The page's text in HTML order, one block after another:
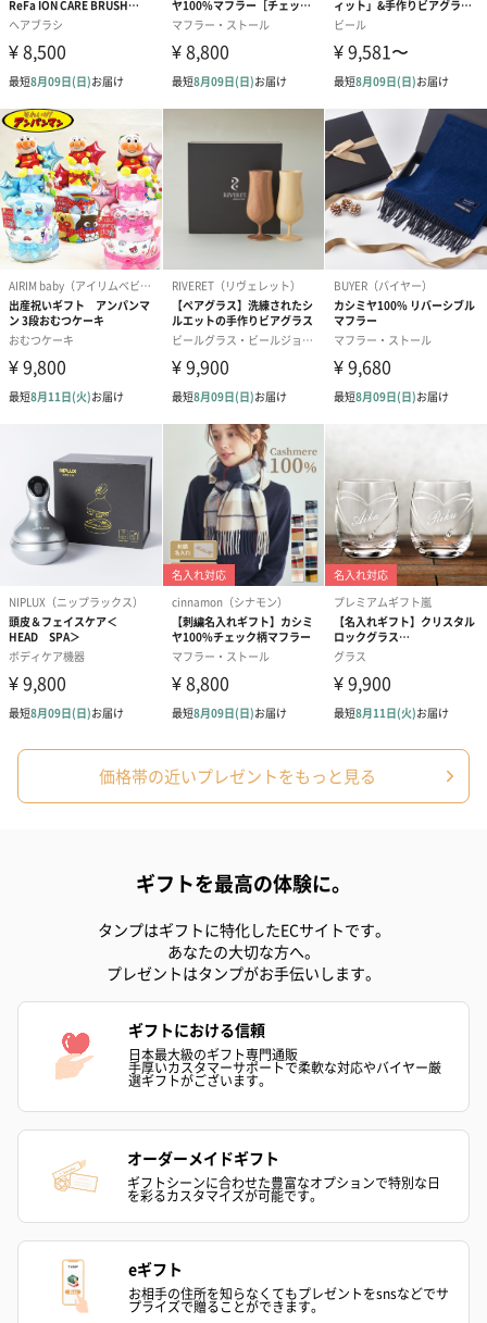
シーズンブーケ（ひま
わり）（1,880円）
ブーケ（ホワイトグリ
ーン）（1,650円）
ブーケ（ピン
（1,650円）
ドライフラワー・プリザーブドフラワー
自然のお花で作ったドライフラワー・プリザーブドフラワーを同
梱します。
一部花材が写真と異なる場合がございます。予めご了承くださ
い。パッケージに入れてお届けします。
プリザーブドフラワー
ブーケ（ピンク）
（2,580円）
プリザーブドフラワー
ブーケ（ブルー）
（2,580円）
アミュレット
ク）（1,500
ぬいぐるみ
誕生日・記念日・出産祝いなどのシーンにおすすめです。
フラワーテディベア
テディベア（バニラ）
紅茶・コーヒー・スイーツ
紅茶・コーヒー・スイーツを同梱してお届けいたします。ギフト
への＋αにおすすめです。
価格帯の近いプレゼントをもっと見る
ギフトを最高の体験に。
タンプはギフトに特化したECサイトです。
あなたの大切な方へ。
プレゼントはタンプがお手伝いします。
ギフトにおける信頼
日本最大級のギフト専門通販
手厚いカスタマーサポートで柔軟な対応やバイヤー厳
選ギフトがございます。
オーダーメイドギフト
ギフトシーンに合わせた豊富なオプションで特別な日
を彩るカスタマイズが可能です。
eギフト
お相手の住所を知らなくてもプレゼントをsnsなどでサ
プライズで贈ることができます。